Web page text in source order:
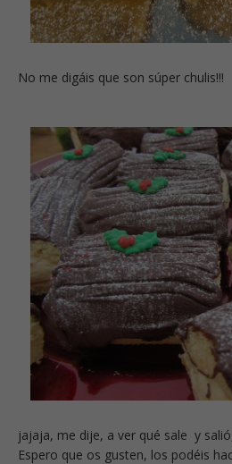
No me digáis que son súper chulis!!!
jajaja, me dije, a ver qué sale y
Espero que os gusten, los podéis